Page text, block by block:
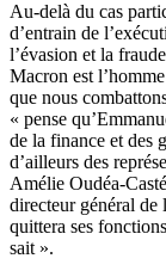
Au-delà du cas
d’entrain de
l’évasion et la
Macron est
que nous
« pense
de la finance et des
d’ailleurs des
Amélie Oudéa-
directeur général de
quittera ses
sait ».